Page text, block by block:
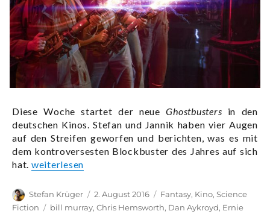
Diese Woche startet der neueGhostbusters in den
deutschen Kinos. Stefan und Jannik haben vier Augen
auf den Streifen geworfen und berichten, was es mit
dem kontroversesten Blockbuster des Jahres auf sich
hat. „Da ist was los, in der Nachbarschaft:
weiterlesen
Autor
Stefan Krüger
Veröffentlicht
am
2. August 2016 Kategorien
Fantasy, Kino,Science
Fiction
Schlagwörter
bill murray,Chris Hemsworth, Dan Aykroyd, Ernie